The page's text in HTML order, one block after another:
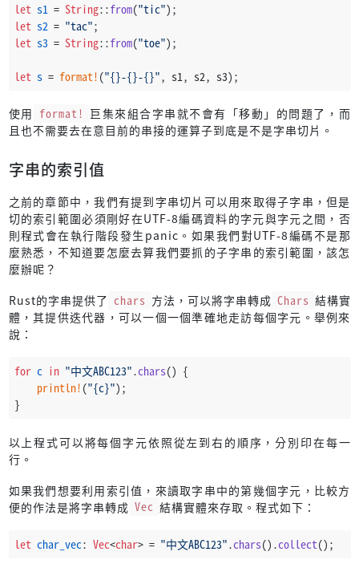
let s1 = String::from("tic");
let s2 = "tac";
let s3 = String::from("toe");
let s = format! ("{}-{}-{}", s1, s2, s3);
使用 format! 巨集來組合字串就不會有「移動」的問題了，而
且也不需要去在意目前的串接的運算子到底是不是字串切片。
字串的索引值
之前的章節中，我們有提到字串切片可以用來取得子字串，但是
切的索引範圍必須剛好在UTF-8編碼資料的字元與字元之間，否
則程式會在執行階段發生panic。如果我們對UTF-8編碼不是那
麼熟悉，不知道要怎麼去算我們要抓的子字串的索引範圍，該怎
麼辦呢？
Rust的字串提供了 chars 方法，可以將字串轉成 Chars 結構實
體，其提供迭代器，可以一個一個準確地走訪每個字元。舉例來
說：
for c in "中文ABC123".chars() {
println! ("{c}");
}
以上程式可以將每個字元依照從左到右的順序，分別印在每一
行。
如果我們想要利用索引值，來讀取字串中的第幾個字元，比較方
便的作法是將字串轉成 Vec 結構實體來存取。程式如下：
let char_vec: Vec<char> = "中文ABC123".chars().collect();